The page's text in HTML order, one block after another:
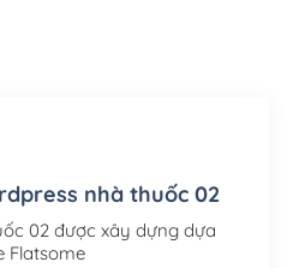
.net .org (1 năm)
(+300,000₫)
(1 năm)(+550,000₫)
nhà thuốc 02
02 được xây dựng dựa
Flatsome